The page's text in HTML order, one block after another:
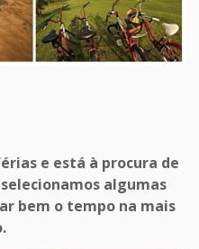
e está à procura de
algumas
bem o tempo na mais